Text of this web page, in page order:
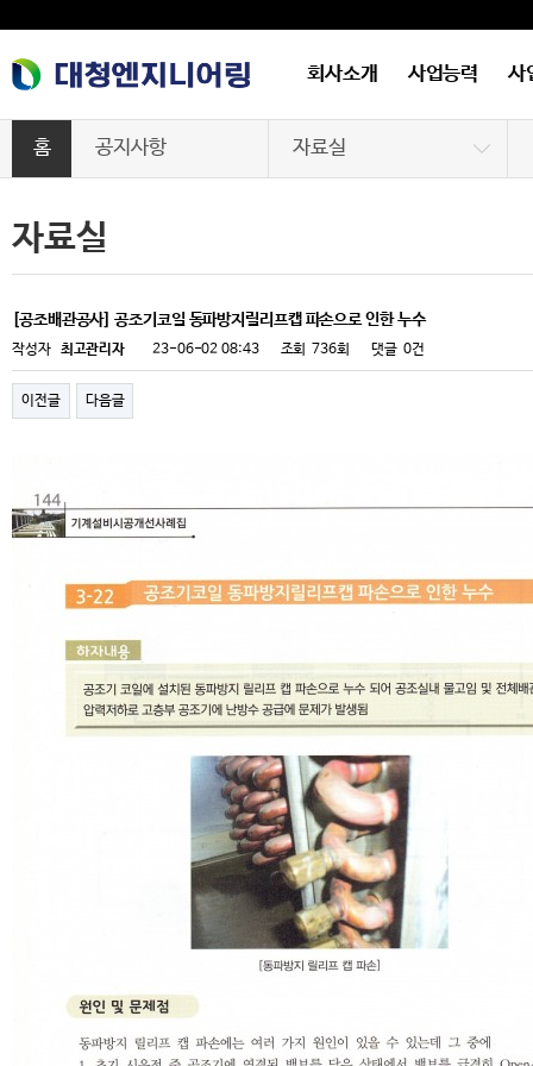
회사소개 사업능력 사
홈 공지사항
사업능력
사업실적
기계설비성능점검
구매정보
자료실
자료실
[공조배관공사] 공조기코일 동파방지릴리프캡 파손으로 인한 누수
작성자 최고관리자 23-06-02 08:43 조회 736회 댓글 0건
이전글 다음글